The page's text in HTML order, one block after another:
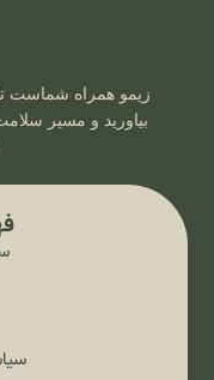
زیمو همراه شماست
بیاورید و مسیر